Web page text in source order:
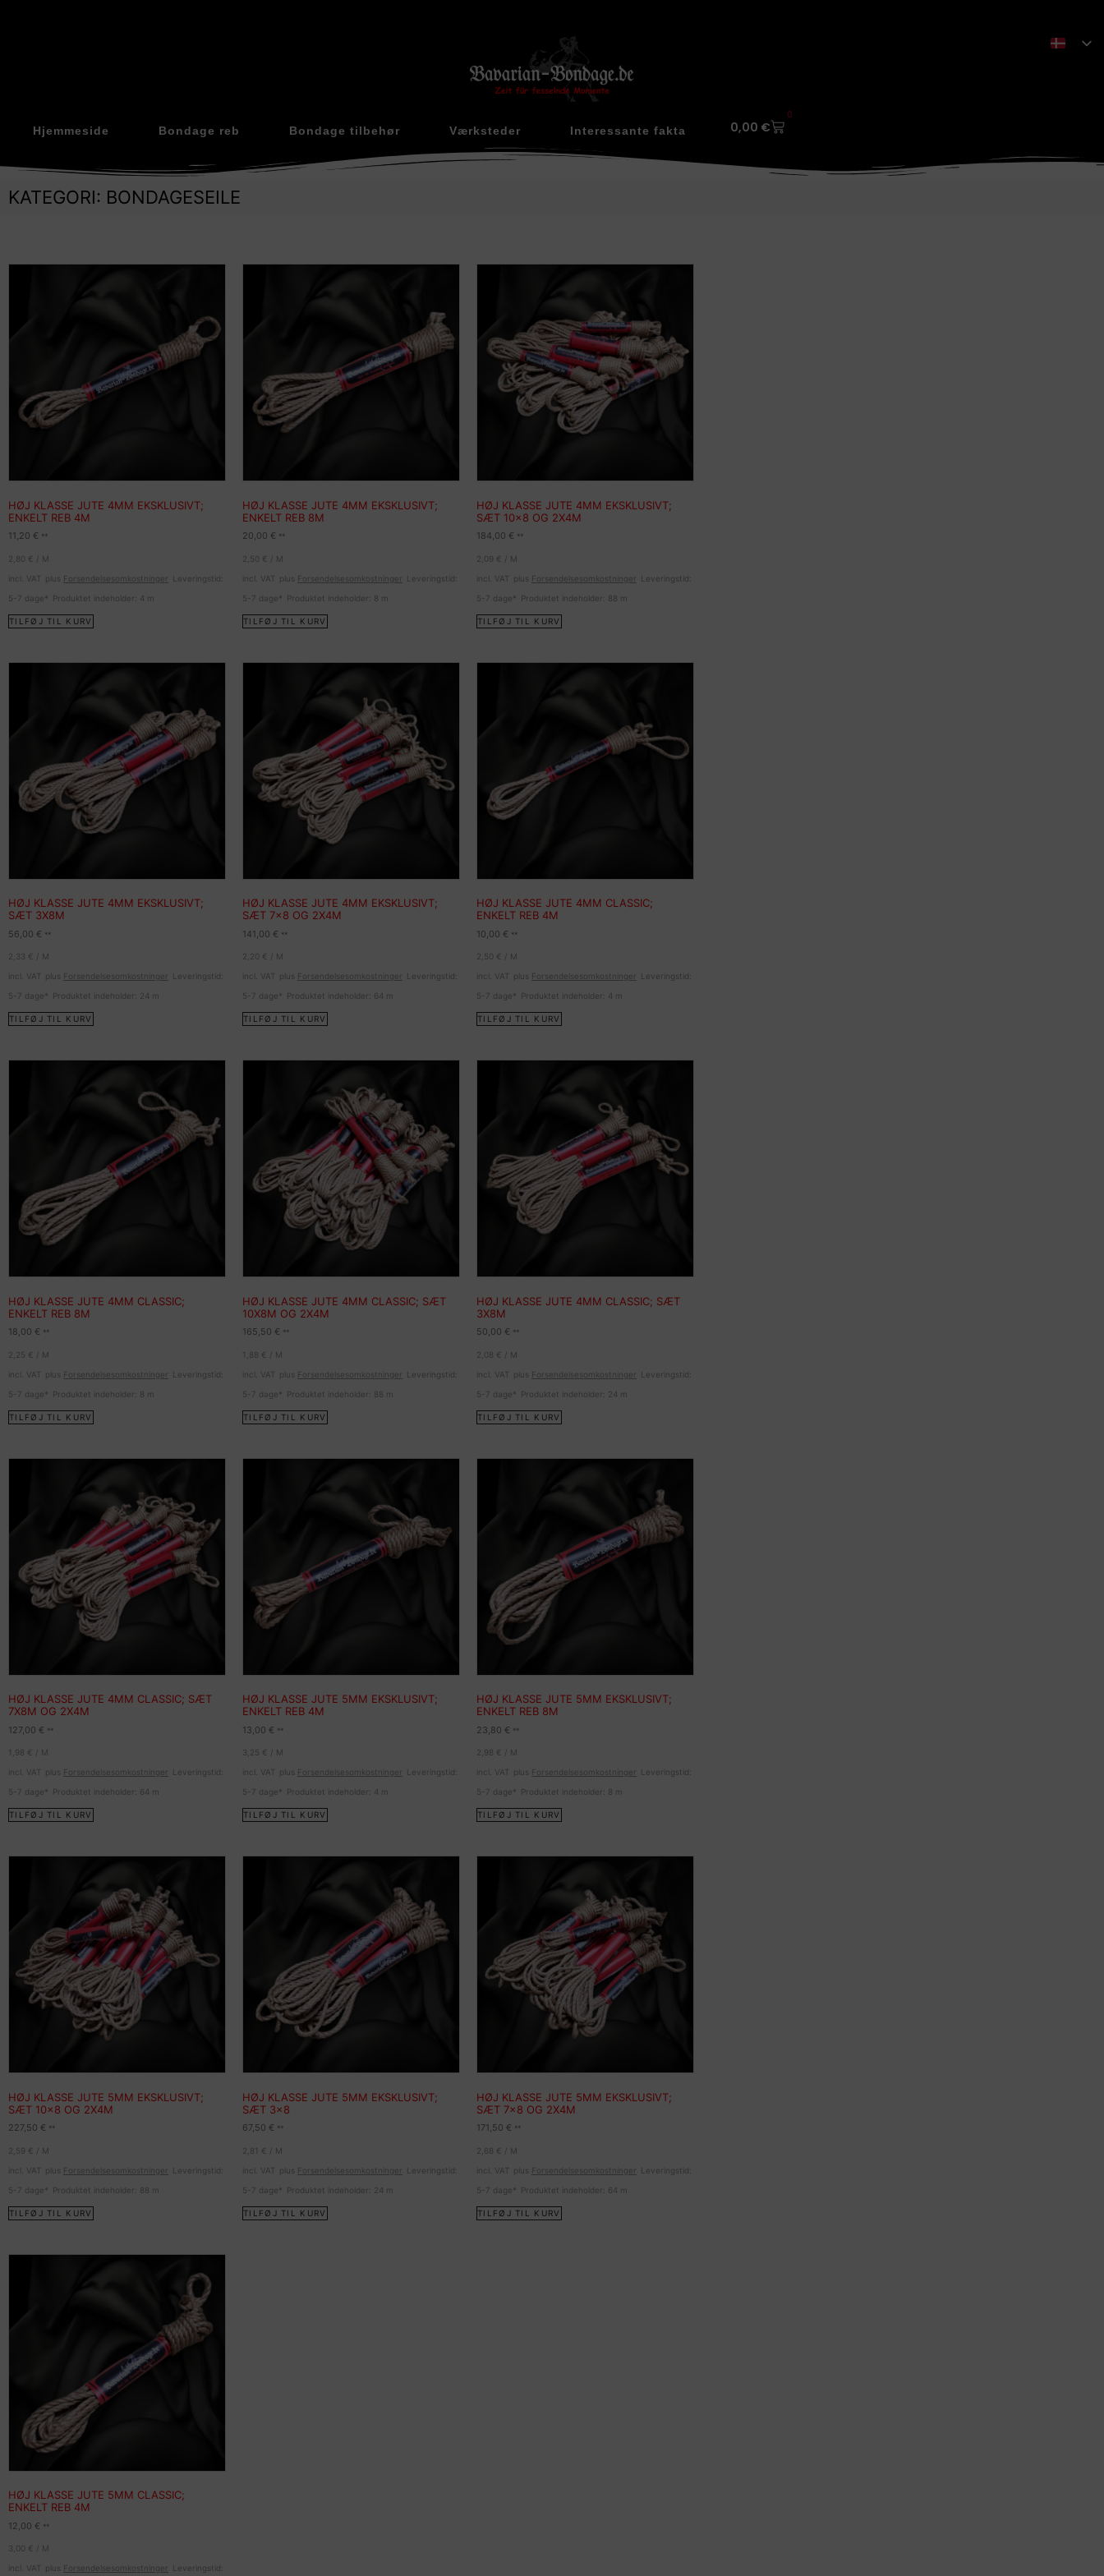
Hjemmeside Bondage reb Bondage tilbehør Værksteder Interessante fakta 0,00 €
0
KATEGORI: BONDAGESEILE
HØJ KLASSE JUTE 4MM EKSKLUSIVT;
ENKELT REB 4M
11,20 € **
2,80 €
M
incl. VAT
plus Forsendelsesomkostninger
Leveringstid:
5-7 dage*
Produktet indeholder: 4 m
TILFØJ TIL KURV
HØJ KLASSE JUTE 4MM EKSKLUSIVT;
ENKELT REB 8M
20,00 € **
2,50 €
M
incl. VAT
plus Forsendelsesomkostninger
Leveringstid:
5-7 dage*
Produktet indeholder: 8 m
TILFØJ TIL KURV
HØJ KLASSE JUTE 4MM EKSKLUSIVT;
SÆT 10×8 OG 2X4M
184,00 € **
2,09 €
M
incl. VAT
plus Forsendelsesomkostninger
Leveringstid:
5-7 dage*
Produktet indeholder: 88 m
TILFØJ TIL KURV
HØJ KLASSE JUTE 4MM EKSKLUSIVT;
SÆT 3X8M
56,00 € **
2,33 €
M
incl. VAT
plus Forsendelsesomkostninger
Leveringstid:
5-7 dage*
Produktet indeholder: 24 m
TILFØJ TIL KURV
HØJ KLASSE JUTE 4MM EKSKLUSIVT;
SÆT 7×8 OG 2X4M
141,00 € **
2,20 €
M
incl. VAT
plus Forsendelsesomkostninger
Leveringstid:
5-7 dage*
Produktet indeholder: 64 m
TILFØJ TIL KURV
HØJ KLASSE JUTE 4MM CLASSIC;
ENKELT REB 4M
10,00 € **
2,50 €
M
incl. VAT
plus Forsendelsesomkostninger
Leveringstid:
5-7 dage*
Produktet indeholder: 4 m
TILFØJ TIL KURV
HØJ KLASSE JUTE 4MM CLASSIC;
ENKELT REB 8M
18,00 € **
2,25 €
M
incl. VAT
plus Forsendelsesomkostninger
Leveringstid:
5-7 dage*
Produktet indeholder: 8 m
TILFØJ TIL KURV
HØJ KLASSE JUTE 4MM CLASSIC; SÆT
10X8M OG 2X4M
165,50 € **
1,88 €
M
incl. VAT
plus Forsendelsesomkostninger
Leveringstid:
5-7 dage*
Produktet indeholder: 88 m
TILFØJ TIL KURV
HØJ KLASSE JUTE 4MM CLASSIC; SÆT
3X8M
50,00 € **
2,08 €
M
incl. VAT
plus Forsendelsesomkostninger
Leveringstid:
5-7 dage*
Produktet indeholder: 24 m
TILFØJ TIL KURV
HØJ KLASSE JUTE 4MM CLASSIC; SÆT
7X8M OG 2X4M
127,00 € **
1,98 €
M
incl. VAT
plus Forsendelsesomkostninger
Leveringstid:
5-7 dage*
Produktet indeholder: 64 m
TILFØJ TIL KURV
HØJ KLASSE JUTE 5MM EKSKLUSIVT;
ENKELT REB 4M
13,00 € **
3,25 €
M
incl. VAT
plus Forsendelsesomkostninger
Leveringstid:
5-7 dage*
Produktet indeholder: 4 m
TILFØJ TIL KURV
HØJ KLASSE JUTE 5MM EKSKLUSIVT;
ENKELT REB 8M
23,80 € **
2,98 €
M
incl. VAT
plus Forsendelsesomkostninger
Leveringstid:
5-7 dage*
Produktet indeholder: 8 m
TILFØJ TIL KURV
HØJ KLASSE JUTE 5MM EKSKLUSIVT;
SÆT 10×8 OG 2X4M
227,50 € **
2,59 €
M
incl. VAT
plus Forsendelsesomkostninger
Leveringstid:
5-7 dage*
Produktet indeholder: 88 m
TILFØJ TIL KURV
HØJ KLASSE JUTE 5MM EKSKLUSIVT;
SÆT 3×8
67,50 € **
2,81 €
M
incl. VAT
plus Forsendelsesomkostninger
Leveringstid:
5-7 dage*
Produktet indeholder: 24 m
TILFØJ TIL KURV
HØJ KLASSE JUTE 5MM EKSKLUSIVT;
SÆT 7×8 OG 2X4M
171,50 € **
2,68 €
M
incl. VAT
plus Forsendelsesomkostninger
Leveringstid:
5-7 dage*
Produktet indeholder: 64 m
TILFØJ TIL KURV
HØJ KLASSE JUTE 5MM CLASSIC;
ENKELT REB 4M
12,00 € **
3,00 €
M
incl. VAT
plus Forsendelsesomkostninger
Leveringstid: